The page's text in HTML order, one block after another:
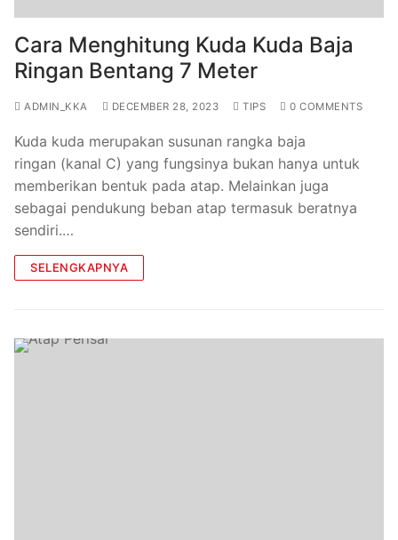
Cara Menghitung Kuda Kuda Baja
Ringan Bentang 7 Meter
ADMIN_KKA DECEMBER 28, 2023 TIPS 0 COMMENTS
Kuda kuda merupakan susunan rangka baja
ringan (kanal C) yang fungsinya bukan hanya untuk
memberikan bentuk pada atap. Melainkan juga
sebagai pendukung beban atap termasuk beratnya
sendiri.…
SELENGKAPNYA